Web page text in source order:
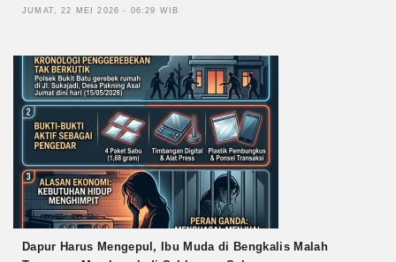
JUMAT, 22 MEI 2026 - 06:29 WIB
Dapur Harus Mengepul, Ibu Muda di Bengkalis Malah